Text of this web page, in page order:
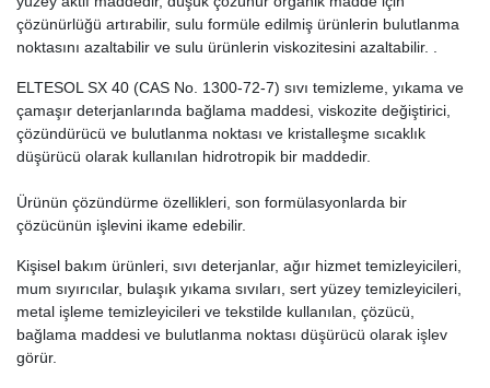
çözünürlüğü artırabilir, sulu formüle edilmiş ürünlerin bulutlanma
noktasını azaltabilir ve sulu ürünlerin viskozitesini azaltabilir. .
ELTESOL SX 40 (CAS No. 1300-72-7) sıvı temizleme, yıkama ve
çamaşır deterjanlarında bağlama maddesi, viskozite değiştirici,
çözündürücü ve bulutlanma noktası ve kristalleşme sıcaklık
düşürücü olarak kullanılan hidrotropik bir maddedir.
Ürünün çözündürme özellikleri, son formülasyonlarda bir
çözücünün işlevini ikame edebilir.
Kişisel bakım ürünleri, sıvı deterjanlar, ağır hizmet temizleyicileri,
mum sıyırıcılar, bulaşık yıkama sıvıları, sert yüzey temizleyicileri,
metal işleme temizleyicileri ve tekstilde kullanılan, çözücü,
bağlama maddesi ve bulutlanma noktası düşürücü olarak işlev
görür.